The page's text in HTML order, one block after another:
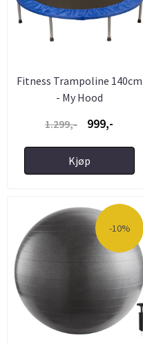
Fitness Trampoline 140cm
- My Hood
1.299,-
999,-
Kjøp
-10%